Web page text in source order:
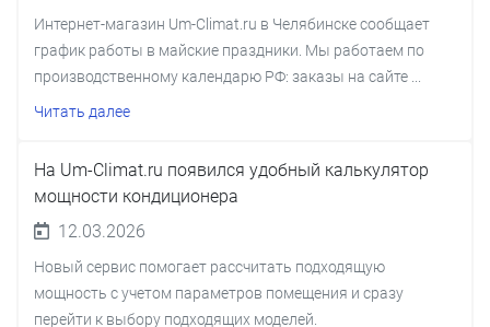
Интернет-магазин Um-Climat.ru в Челябинске сообщает
график работы в майские праздники. Мы работаем по
производственному календарю РФ: заказы на сайте ...
Читать далее
На Um-Climat.ru появился удобный калькулятор
мощности кондиционера
12.03.2026
Новый сервис помогает рассчитать подходящую
мощность с учетом параметров помещения и сразу
перейти к выбору подходящих моделей.